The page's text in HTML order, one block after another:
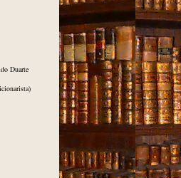
Duarte